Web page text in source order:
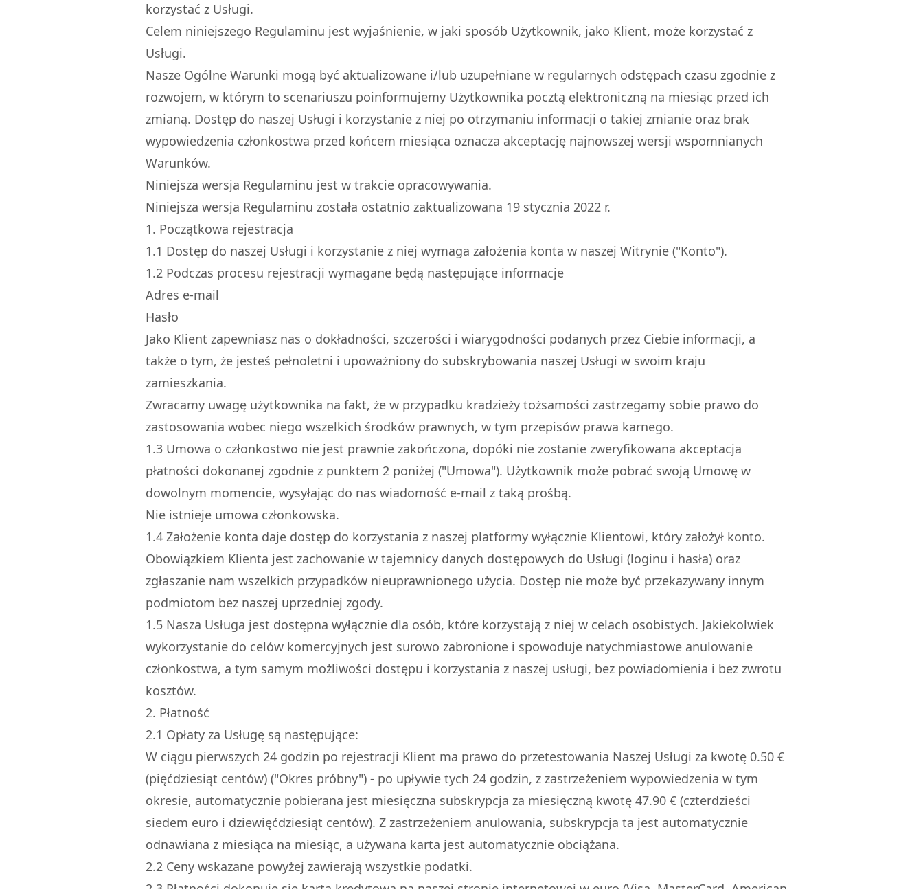
korzystać z Usługi.
Celem niniejszego Regulaminu jest wyjaśnienie, w jaki sposób Użytkownik, jako Klient, może korzystać z
Usługi.
Nasze Ogólne Warunki mogą być aktualizowane i/lub uzupełniane w regularnych odstępach czasu zgodnie z
rozwojem, w którym to scenariuszu poinformujemy Użytkownika pocztą elektroniczną na miesiąc przed ich
zmianą. Dostęp do naszej Usługi i korzystanie z niej po otrzymaniu informacji o takiej zmianie oraz brak
wypowiedzenia członkostwa przed końcem miesiąca oznacza akceptację najnowszej wersji wspomnianych
Warunków.
Niniejsza wersja Regulaminu jest w trakcie opracowywania.
Niniejsza wersja Regulaminu została ostatnio zaktualizowana 19 stycznia 2022 r.
1. Początkowa rejestracja
1.1 Dostęp do naszej Usługi i korzystanie z niej wymaga założenia konta w naszej Witrynie ("Konto").
1.2 Podczas procesu rejestracji wymagane będą następujące informacje
Adres e-mail
Hasło
Jako Klient zapewniasz nas o dokładności, szczerości i wiarygodności podanych przez Ciebie informacji, a
także o tym, że jesteś pełnoletni i upoważniony do subskrybowania naszej Usługi w swoim kraju
zamieszkania.
Zwracamy uwagę użytkownika na fakt, że w przypadku kradzieży tożsamości zastrzegamy sobie prawo do
zastosowania wobec niego wszelkich środków prawnych, w tym przepisów prawa karnego.
1.3 Umowa o członkostwo nie jest prawnie zakończona, dopóki nie zostanie zweryfikowana akceptacja
płatności dokonanej zgodnie z punktem 2 poniżej ("Umowa"). Użytkownik może pobrać swoją Umowę w
dowolnym momencie, wysyłając do nas wiadomość e-mail z taką prośbą.
Nie istnieje umowa członkowska.
1.4 Założenie konta daje dostęp do korzystania z naszej platformy wyłącznie Klientowi, który założył konto.
Obowiązkiem Klienta jest zachowanie w tajemnicy danych dostępowych do Usługi (loginu i hasła) oraz
zgłaszanie nam wszelkich przypadków nieuprawnionego użycia. Dostęp nie może być przekazywany innym
podmiotom bez naszej uprzedniej zgody.
1.5 Nasza Usługa jest dostępna wyłącznie dla osób, które korzystają z niej w celach osobistych. Jakiekolwiek
wykorzystanie do celów komercyjnych jest surowo zabronione i spowoduje natychmiastowe anulowanie
członkostwa, a tym samym możliwości dostępu i korzystania z naszej usługi, bez powiadomienia i bez zwrotu
kosztów.
2. Płatność
2.1 Opłaty za Usługę są następujące:
W ciągu pierwszych 24 godzin po rejestracji Klient ma prawo do przetestowania Naszej Usługi za kwotę 0.50 €
(pięćdziesiąt centów) ("Okres próbny") - po upływie tych 24 godzin, z zastrzeżeniem wypowiedzenia w tym
okresie, automatycznie pobierana jest miesięczna subskrypcja za miesięczną kwotę 47.90 € (czterdzieści
siedem euro i dziewięćdziesiąt centów). Z zastrzeżeniem anulowania, subskrypcja ta jest automatycznie
odnawiana z miesiąca na miesiąc, a używana karta jest automatycznie obciążana.
2.2 Ceny wskazane powyżej zawierają wszystkie podatki.